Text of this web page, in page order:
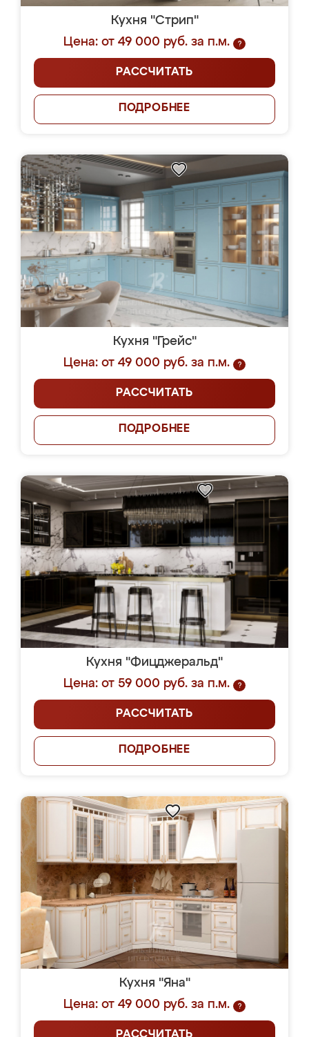
Кухня "Стрип"
Цена: от 49 000 руб. за п.м.
?
РАССЧИТАТЬ
ПОДРОБНЕЕ
Кухня "Грейс"
Цена: от 49 000 руб. за п.м.
?
РАССЧИТАТЬ
ПОДРОБНЕЕ
Кухня "Фицджеральд"
Цена: от 59 000 руб. за п.м.
?
РАССЧИТАТЬ
ПОДРОБНЕЕ
Кухня "Яна"
Цена: от 49 000 руб. за п.м.
?